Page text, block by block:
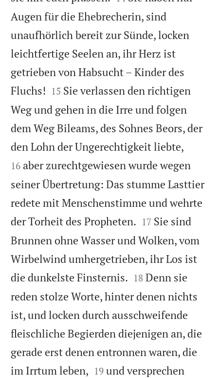
Augen für die Ehebrecherin, sind
unaufhörlich bereit zur Sünde, locken
leichtfertige Seelen an, ihr Herz ist
getrieben von Habsucht – Kinder des
Fluchs! 

15 Sie verlassen den richtigen
Weg und gehen in die Irre und folgen
dem Weg Bileams, des Sohnes Beors, der
den Lohn der Ungerechtigkeit liebte,
16 aber zurechtgewiesen wurde wegen
seiner Übertretung: Das stumme Lasttier
redete mit Menschenstimme und wehrte
der Torheit des Propheten. 

17 Sie sind
Brunnen ohne Wasser und Wolken, vom
Wirbelwind umhergetrieben, ihr Los ist
die dunkelste Finsternis. 

18 Denn sie
reden stolze Worte, hinter denen nichts
ist, und locken durch ausschweifende
fleischliche Begierden diejenigen an, die
gerade erst denen entronnen waren, die
im Irrtum leben, 

19 und versprechen